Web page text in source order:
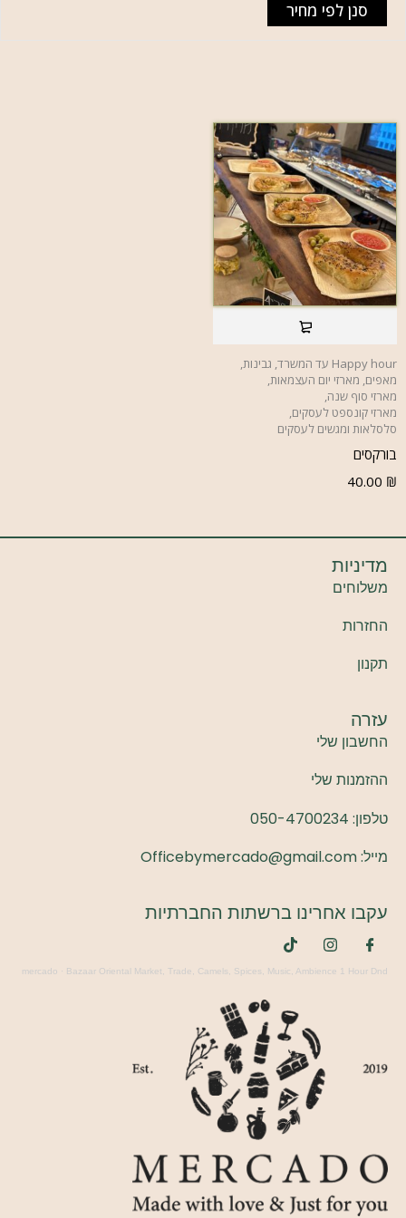
סנן לפי מחיר
Happy hour עד המשרד , גבינות,
מאפים, מארזי יום העצמאות,
מארזי סוף שנה,
מארזי קונספט לעסקים,
סלסלאות ומגשים לעסקים
בורקסים
40.00 ₪
מדיניות
משלוחים
החזרות
תקנון
עזרה
החשבון שלי
ההזמנות שלי
טלפון: 050-4700234
מייל: Officebymercado@gmail.com
עקבו אחרינו ברשתות החברתיות
mercado · Bazaar Oriental Market, Trade, Camels, Spices, Music, Ambience 1 Hour Dnd